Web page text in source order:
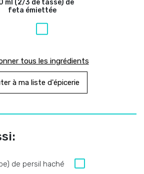
ml (2/3 de tasse) de
feta émiettée
tous les ingrédients
à ma liste d'épicerie
de persil haché